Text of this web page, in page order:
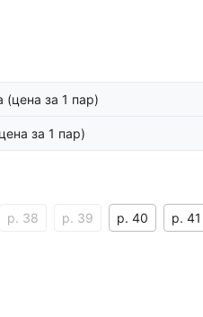
(цена за 1 пар)
за 1 пар)
р. 38 р. 39 р. 40 р. 41